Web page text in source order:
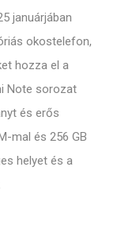
januárjában
okostelefon,
hozza el a
Note sorozat
és erős
mal és 256 GB
helyet és a